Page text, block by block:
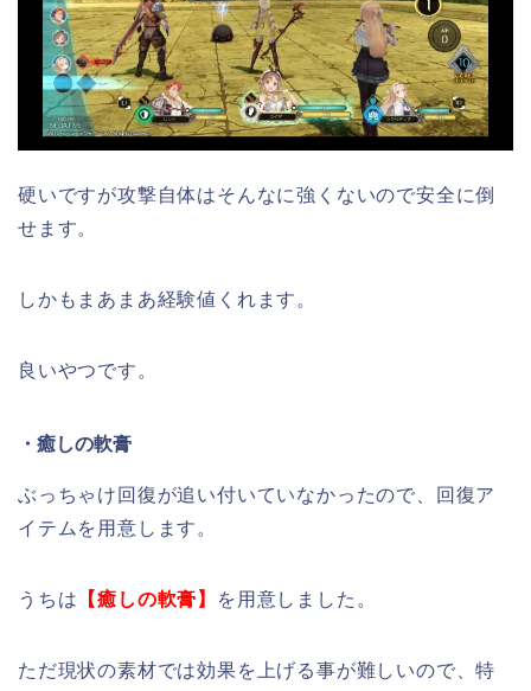
硬いですが攻撃自体はそんなに強くないので安全に倒
せます。
しかもまあまあ経験値くれます。
良いやつです。
・癒しの軟膏
ぶっちゃけ回復が追い付いていなかったので、回復ア
イテムを用意します。
うちは 【癒しの軟膏】 を用意しました。
ただ現状の素材では効果を上げる事が難しいので、特